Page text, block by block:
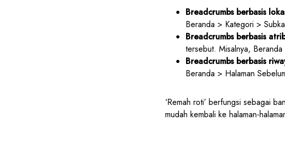
Breadcrumbs berbasis
Beranda > Kategori >
Breadcrumbs berbasis
tersebut. Misalnya,
Breadcrumbs berbasis
Beranda > Halaman
‘Remah roti’ berfungsi sebagai
mudah kembali ke halaman-